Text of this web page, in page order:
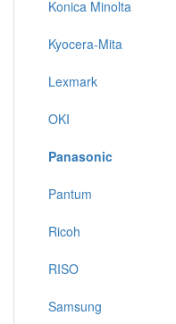
Konica Minolta
Kyocera-Mita
Lexmark
OKI
Panasonic
Pantum
Ricoh
RISO
Samsung